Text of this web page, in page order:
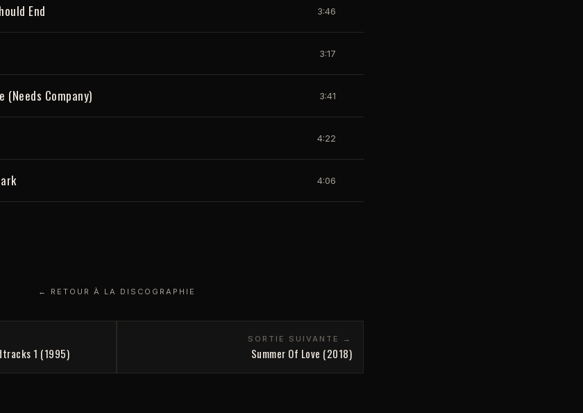
End 3:46
3:17
(Needs Company) 3:41
4:22
4:06
← RETOUR À LA DISCOGRAPHIE
1 (1995)
SORTIE SUIVANTE →
Summer Of Love (2018)